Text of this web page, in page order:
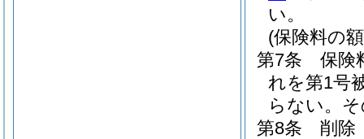
い。
(保険料の
第7条
保険
れを第1号
らない。
第8条
削除